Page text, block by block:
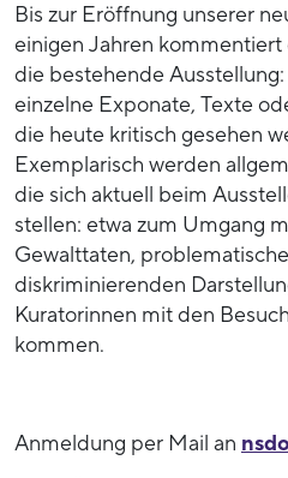
Bis zur Eröffnung unserer
einigen Jahren
die bestehende
einzelne Exponate, Texte
die heute kritisch gesehen
Exemplarisch werden
die sich aktuell beim
stellen: etwa zum Umgang
Gewalttaten,
diskriminierenden
Kuratorinnen mit den
kommen.
Anmeldung per Mail an